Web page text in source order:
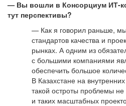
— Вы вошли в Консорциум ИТ-
тут перспективы?
— Как я говорил раньше,
стандартов качества и
рынках. А одним из
с большими компаниями
обеспечить большое
В Казахстане на
такой остроты проблемы
и таких масштабных